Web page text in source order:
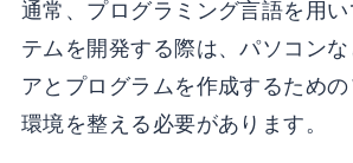
通常、プログラミング言語を用
テムを開発する際は、パソコン
アとプログラムを作成するため
環境を整える必要があります。